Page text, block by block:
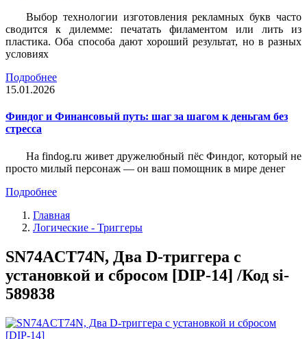
Выбор технологии изготовления рекламных букв часто
сводится к дилемме: печатать филаментом или лить из
пластика. Оба способа дают хороший результат, но в разных
условиях
Подробнее
15.01.2026
Финдог и Финансовый путь: шаг за шагом к деньгам без
стресса
На findog.ru живет дружелюбный пёс Финдог, который не
просто милый персонаж — он ваш помощник в мире денег
Подробнее
Главная
Логические - Триггеры
SN74ACT74N, Два D-триггера с
установкой и сбросом [DIP-14] /Код si-
589838